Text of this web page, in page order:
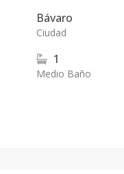
Bávaro
Ciudad
1
Medio Baño